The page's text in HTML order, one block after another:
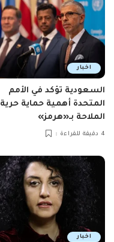
اخبار
السعودية تؤكد في الأمم
المتحدة أهمية حماية حرية
الملاحة بـ«هرمز»
4 دقيقة للقراءة
اخبار